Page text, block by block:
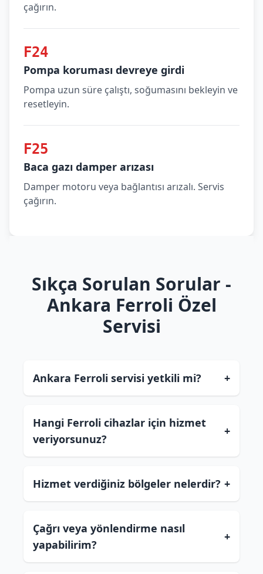
çağırın.
F24
Pompa koruması devreye girdi
Pompa uzun süre çalıştı, soğumasını bekleyin ve
resetleyin.
F25
Baca gazı damper arızası
Damper motoru veya bağlantısı arızalı. Servis
çağırın.
Sıkça Sorulan Sorular -
Ankara Ferroli Özel
Servisi
Ankara Ferroli servisi yetkili mi? +
Hangi Ferroli cihazlar için hizmet
veriyorsunuz?
+
Hizmet verdiğiniz bölgeler nelerdir? +
Çağrı veya yönlendirme nasıl
yapabilirim?
+